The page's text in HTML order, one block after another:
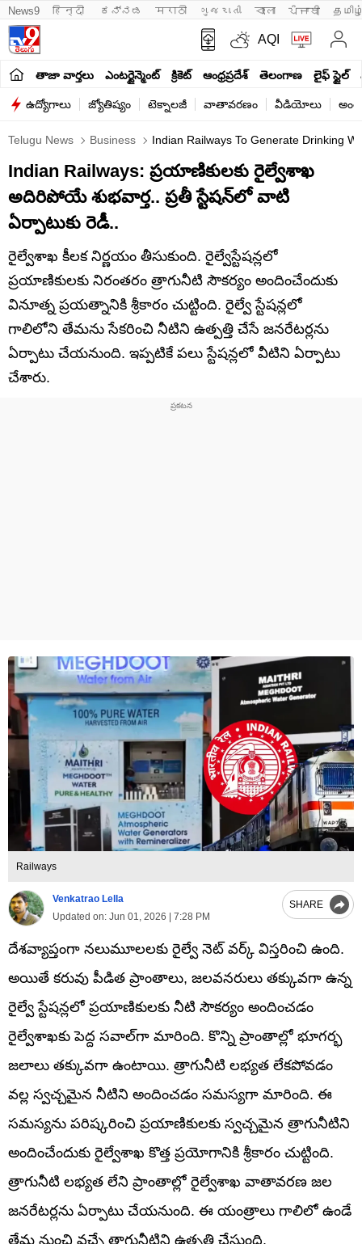
News9 हिन्दी ಕನ್ನಡ मराठी ગુજરાતી বাংলা ਪੰਜਾਬੀ
AQI
తాజా వార్తలు ఎంటర్టైన్మెంట్ క్రికెట్ ఆంధ్రప్రదేశ్ తెలంగాణ లైఫ్ స్టైల్
ఉద్యోగాలు జ్యోతిష్యం టెక్నాలజీ వాతావరణం వీడియోలు
Telugu News Business Indian Railways To Generate Drinking
Indian Railways: ప్రయాణికులకు రైల్వేశాఖ
అదిరిపోయే శుభవార్త.. ప్రతీ స్టేషన్‌లో వాటి
ఏర్పాటుకు రెడీ..
రైల్వేశాఖ కీలక నిర్ణయం తీసుకుంది. రైల్వేస్టేషన్లలో
ప్రయాణికులకు నిరంతరం త్రాగునీటి సౌకర్యం అందించేందుకు
వినూత్న ప్రయత్నానికి శ్రీకారం చుట్టింది. రైల్వే స్టేషన్లలో
గాలిలోని తేమను సేకరించి నీటిని ఉత్పత్తి చేసే జనరేటర్లను
ఏర్పాటు చేయనుంది. ఇప్పటికే పలు స్టేషన్లలో వీటిని ఏర్పాటు
చేశారు.
Railways
Venkatrao Lella
Updated on: Jun 01, 2026 | 7:28 PM
SHARE
దేశవ్యాప్తంగా నలుమూలలకు రైల్వే నెట్ వర్క్ విస్తరించి ఉంది.
అయితే కరువు పీడిత ప్రాంతాలు, జలవనరులు తక్కువగా ఉన్న
రైల్వే స్టేషన్లలో ప్రయాణికులకు నీటి సౌకర్యం అందించడం
రైల్వేశాఖకు పెద్ద సవాల్‌గా మారింది. కొన్ని ప్రాంతాల్లో భూగర్భ
జలాలు తక్కువగా ఉంటాయి. త్రాగునీటి లభ్యత లేకపోవడం
వల్ల స్వచ్చమైన నీటిని అందించడం సమస్యగా మారింది. ఈ
సమస్యను పరిష్కరించి ప్రయాణికులకు స్వచ్చమైన త్రాగునీటిని
అందించేందుకు రైల్వేశాఖ కొత్త ప్రయోగానికి శ్రీకారం చుట్టింది.
త్రాగునీటి లభ్యత లేని ప్రాంతాల్లో రైల్వేశాఖ వాతావరణ జల
జనరేటర్లను ఏర్పాటు చేయనుంది. ఈ యంత్రాలు గాలిలో ఉండే
తేమ నుంచి వచ్చే త్రాగునీటిని ఉత్పత్తి చేస్తుంది.